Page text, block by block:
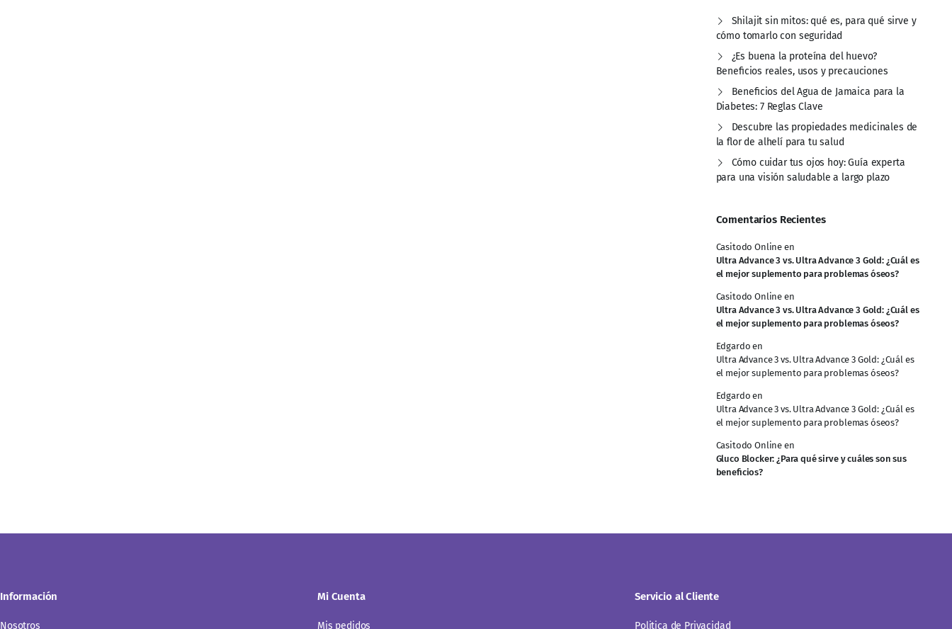
Shilajit sin mitos: qué es, para qué sirve y
cómo tomarlo con seguridad
¿Es buena la proteína del huevo?
Beneficios reales, usos y precauciones
Beneficios del Agua de Jamaica para la
Diabetes: 7 Reglas Clave
Descubre las propiedades medicinales de
la flor de alhelí para tu salud
Cómo cuidar tus ojos hoy: Guía experta
para una visión saludable a largo plazo
Comentarios Recientes
Casitodo Online en
Ultra Advance 3 vs. Ultra Advance 3 Gold: ¿Cuál es
el mejor suplemento para problemas óseos?
Casitodo Online en
Ultra Advance 3 vs. Ultra Advance 3 Gold: ¿Cuál es
el mejor suplemento para problemas óseos?
Edgardo en
Ultra Advance 3 vs. Ultra Advance 3 Gold: ¿Cuál es
el mejor suplemento para problemas óseos?
Edgardo en
Ultra Advance 3 vs. Ultra Advance 3 Gold: ¿Cuál es
el mejor suplemento para problemas óseos?
Casitodo Online en
Gluco Blocker: ¿Para qué sirve y cuáles son sus
beneficios?
Información
Nosotros
Mi Cuenta
Mis pedidos
Servicio al Cliente
Politica de Privacidad